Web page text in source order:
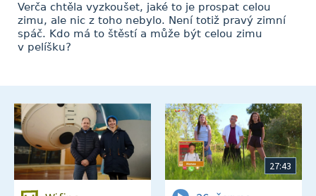
Verča chtěla vyzkoušet, jaké to je prospat celou
zimu, ale nic z toho nebylo. Není totiž pravý zimní
spáč. Kdo má to štěstí a může být celou zimu
v pelíšku?
27:43